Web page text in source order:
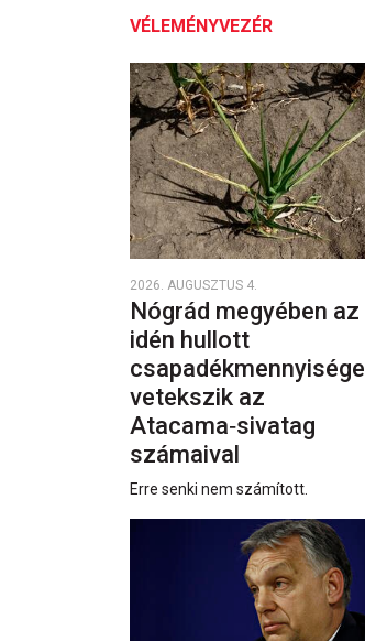
VÉLEMÉNYVEZÉR
2026. AUGUSZTUS 4.
Nógrád megyében az
idén hullott
csapadékmennyisége
vetekszik az
Atacama‑sivatag
számaival
Erre senki nem számított.